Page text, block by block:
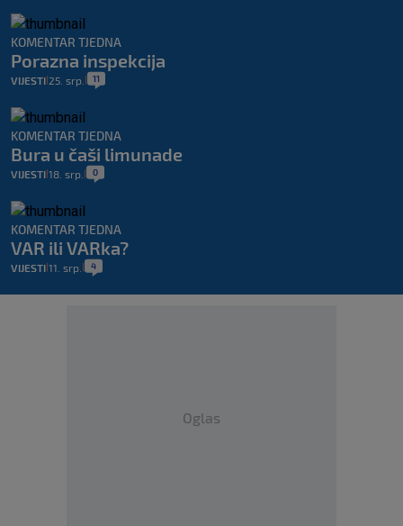
KOMENTAR TJEDNA
Porazna inspekcija
VIJESTI 25. srp. 11
KOMENTAR TJEDNA
Bura u čaši limunade
VIJESTI 18. srp. 0
KOMENTAR TJEDNA
VAR ili VARka?
VIJESTI 11. srp. 4
Oglas